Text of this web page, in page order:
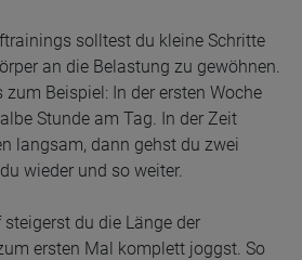
solltest du kleine Schritte
an die Belastung zu gewöhnen.
Beispiel: In der ersten Woche
Stunde am Tag. In der Zeit
langsam, dann gehst du zwei
wieder und so weiter.
du die Länge der
ersten Mal komplett joggst. So